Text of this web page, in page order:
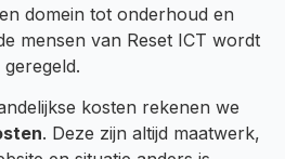
domein tot onderhoud en
mensen van Reset ICT wordt
geregeld.
kosten rekenen we
. Deze zijn altijd maatwerk,